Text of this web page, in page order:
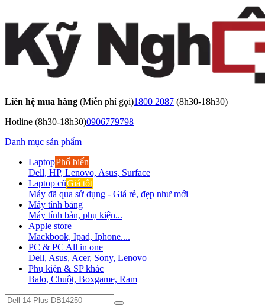
Liên hệ mua hàng (Miễn phí gọi)1800 2087 (8h30-18h30)
Hotline (8h30-18h30)0906779798
Danh mục sản phẩm
LaptopPhổ biến
Dell, HP, Lenovo, Asus, Surface
Laptop cũGiá tốt
Máy đã qua sử dụng - Giá rẻ, đẹp như mới
Máy tính bảng
Máy tính bản, phụ kiện...
Apple store
Mackbook, Ipad, Iphone....
PC & PC All in one
Dell, Asus, Acer, Sony, Lenovo
Phụ kiện & SP khác
Balo, Chuột, Boxgame, Ram